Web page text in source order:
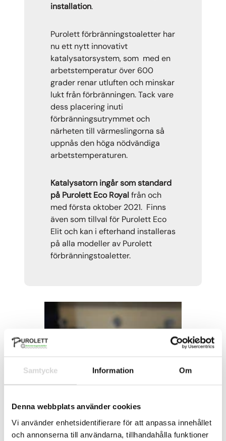
Samtycke Information Om
Denna webbplats använder cookies
Vi använder enhetsidentifierare för att anpassa innehållet
och annonserna till användarna, tillhandahålla funktioner
installation.
Purolett förbränningstoaletter har
nu ett nytt innovativt
katalysatorsystem, som med en
arbetstemperatur över 600
grader renar utluften och minskar
lukt från förbränningen. Tack vare
dess placering inuti
förbränningsutrymmet och
närheten till värmeslingorna så
uppnås den höga nödvändiga
arbetstemperaturen.
Katalysatorn ingår som standard
på Purolett Eco Royalfrån och
med första oktober 2021. Finns
även som tillval för Purolett Eco
Elit och kan i efterhand installeras
på alla modeller av Purolett
förbränningstoaletter.